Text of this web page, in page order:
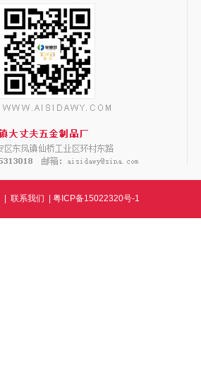
联系我们 粤ICP备15022320号-1